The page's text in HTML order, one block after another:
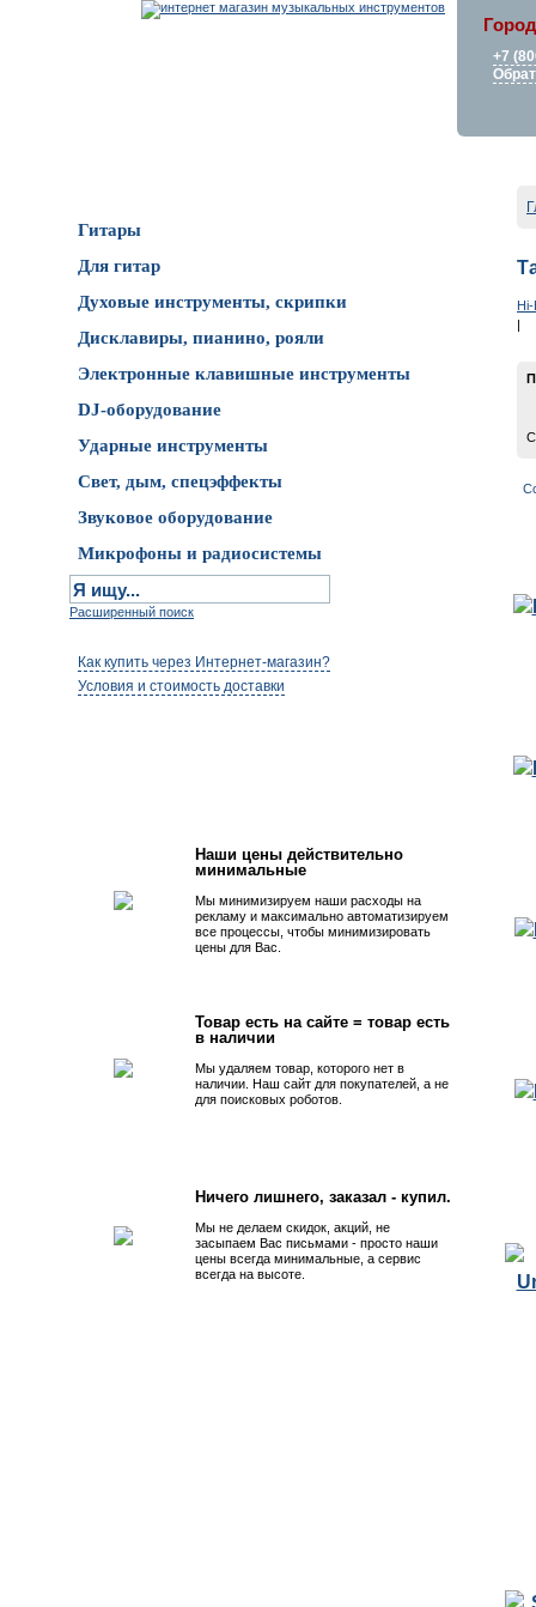
+7
Гитары
Для гитар
Духовые инструменты, скрипки
Дисклавиры, пианино, рояли
Электронные клавишные инструменты
DJ-оборудование
Ударные инструменты
Свет, дым, спецэффекты
Звуковое оборудование
Микрофоны и радиосистемы
Расширенный поиск
Как купить через Интернет-магазин?
Условия и стоимость доставки
Наши цены действительно
минимальные
Мы минимизируем наши расходы на
рекламу и максимально автоматизируем
все процессы, чтобы минимизировать
цены для Вас.
Товар есть на сайте = товар есть
в наличии
Мы удаляем товар, которого нет в
наличии. Наш сайт для покупателей, а не
для поисковых роботов.
Ничего лишнего, заказал - купил.
Мы не делаем скидок, акций, не
засыпаем Вас письмами - просто наши
цены всегда минимальные, а сервис
всегда на высоте.
|